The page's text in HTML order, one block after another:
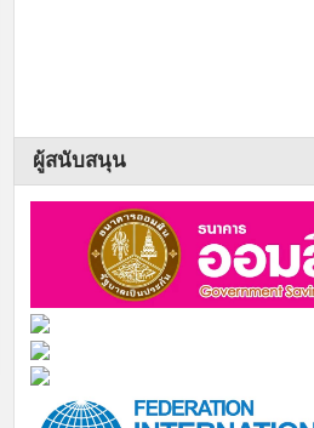
ผู้สนับสนุน